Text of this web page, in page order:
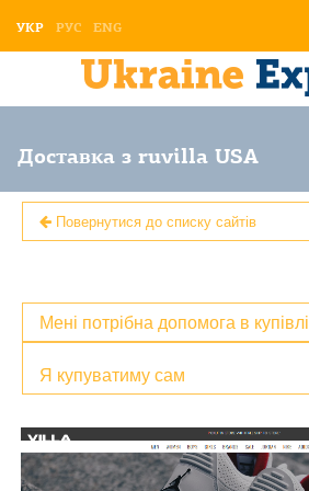
УКР РУС ENG
Доставка з ruvilla USA
Повернутися до списку сайтів
Я купуватиму сам
Мені потрібна допомога в купівлі